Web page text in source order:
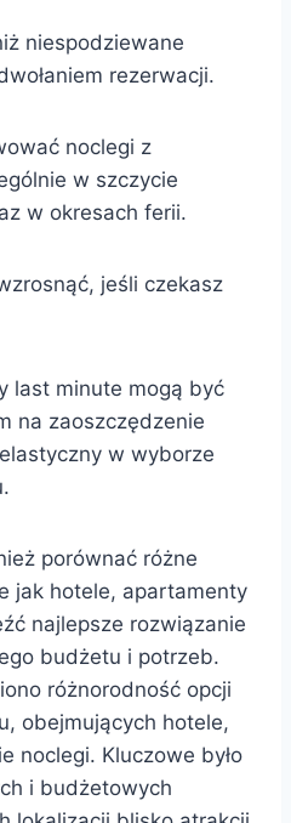
niespodziewane
rezerwacji.
noclegi z
w szczycie
w okresach ferii.
jeśli czekasz
last minute mogą być
na zaoszczędzenie
w wyborze
porównać różne
jak hotele, apartamenty
najlepsze rozwiązanie
budżetu i potrzeb.
różnorodność opcji
obejmujących hotele,
noclegi. Kluczowe było
i budżetowych